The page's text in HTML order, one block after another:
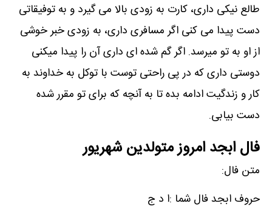
طالع نیکی داری، کارت به زودی بالا می گیرد و به توفیقاتی
دست پیدا می کنی اگر مسافری داری، به زودی خبر خوشی
از او به تو میرسد. اگر گم شده ای داری آن را پیدا میکنی
دوستی داری که در پی راحتی توست با توکل به خداوند به
کار و زندگیت ادامه بده تا به آنچه که برای تو مقرر شده
دست بیابی.
فال ابجد امروز متولدین شهریور
متن فال:
حروف ابجد فال شما :ا د ج